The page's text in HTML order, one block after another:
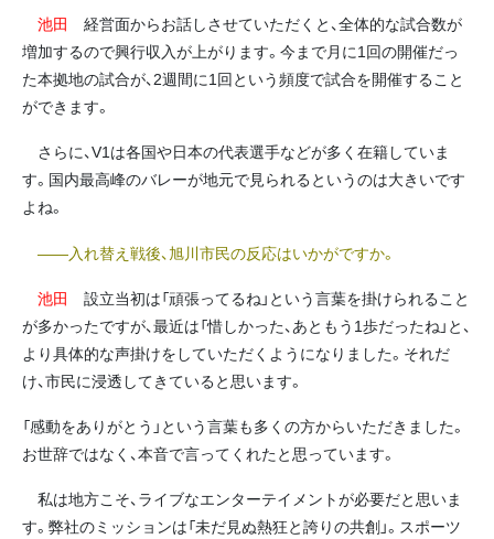
池田 経営面からお話しさせていただくと、全体的な試合数が
増加するので興行収入が上がります。今まで月に1回の開催だっ
た本拠地の試合が、2週間に1回という頻度で試合を開催すること
ができます。
さらに、V1は各国や日本の代表選手などが多く在籍していま
す。国内最高峰のバレーが地元で見られるというのは大きいです
よね。
――入れ替え戦後、旭川市民の反応はいかがですか。
池田 設立当初は「頑張ってるね」という言葉を掛けられること
が多かったですが、最近は「惜しかった、あともう1歩だったね」と、
より具体的な声掛けをしていただくようになりました。それだ
け、市民に浸透してきていると思います。
「感動をありがとう」という言葉も多くの方からいただきました。
お世辞ではなく、本音で言ってくれたと思っています。
私は地方こそ、ライブなエンターテイメントが必要だと思いま
す。弊社のミッションは「未だ見ぬ熱狂と誇りの共創」。スポーツ